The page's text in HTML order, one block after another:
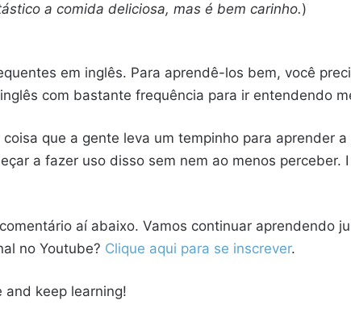
a comida deliciosa, mas é bem carinho.)
em inglês. Para aprendê-los bem, você
com bastante frequência para ir entendendo
que a gente leva um tempinho para aprender
a fazer uso disso sem nem ao menos perceber.
aí abaixo. Vamos continuar aprendendo
no Youtube? Clique aqui para se inscrever.
and keep learning!